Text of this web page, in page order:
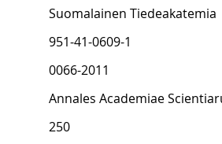
Suomalainen Tiedeakatemia
951-41-0609-1
0066-2011
Annales Academiae
250